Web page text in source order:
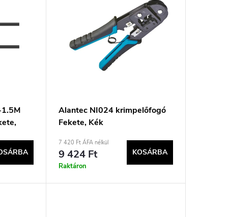
Alantec NI024 krimpelőfogó
Fekete, Kék
7 420 Ft ÁFA nélkül
9 424 Ft
Raktáron
KOSÁRBA